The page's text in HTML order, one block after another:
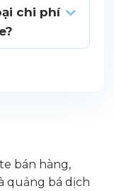
chi phí
bán hàng,
quảng bá dịch